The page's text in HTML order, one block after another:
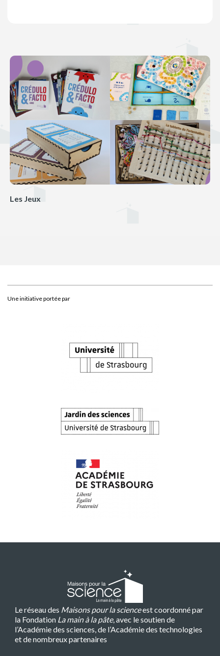
Les Jeux
Une initiative portée par
Le réseau des Maisons pour la scienceest coordonné par
la Fondation La main à la pâte, avec le soutien de
l’Académie des sciences, de l’Académie des technologies
et de nombreux partenaires